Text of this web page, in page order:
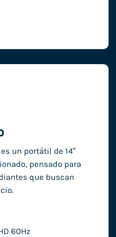
es un portátil de 14″
pensado para
que buscan
60Hz